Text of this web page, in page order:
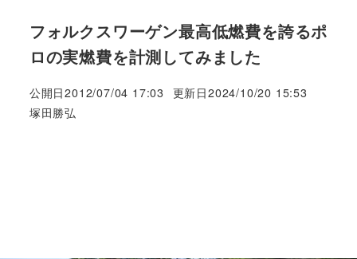
フォルクスワーゲン最高低燃費を誇るポ
ロの実燃費を計測してみました
公開日2012/07/04 17:03 更新日2024/10/20 15:53
著
塚田勝弘